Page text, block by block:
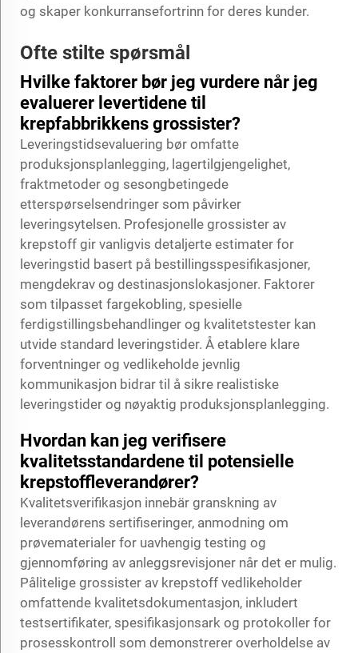
og skaper konkurransefortrinn for deres kunder.
Ofte stilte spørsmål
Hvilke faktorer bør jeg vurdere når jeg
evaluerer levertidene til
krepfabbrikkens grossister?
Leveringstidsevaluering bør omfatte
produksjonsplanlegging, lagertilgjengelighet,
fraktmetoder og sesongbetingede
etterspørselsendringer som påvirker
leveringsytelsen. Profesjonelle grossister av
krepstoff gir vanligvis detaljerte estimater for
leveringstid basert på bestillingsspesifikasjoner,
mengdekrav og destinasjonslokasjoner. Faktorer
som tilpasset fargekobling, spesielle
ferdigstillingsbehandlinger og kvalitetstester kan
utvide standard leveringstider. Å etablere klare
forventninger og vedlikeholde jevnlig
kommunikasjon bidrar til å sikre realistiske
leveringstider og nøyaktig produksjonsplanlegging.
Hvordan kan jeg verifisere
kvalitetsstandardene til potensielle
krepstoffleverandører?
Kvalitetsverifikasjon innebär granskning av
leverandørens sertifiseringer, anmodning om
prøvematerialer for uavhengig testing og
gjennomføring av anleggsrevisjoner når det er mulig.
Pålitelige grossister av krepstoff vedlikeholder
omfattende kvalitetsdokumentasjon, inkludert
testsertifikater, spesifikasjonsark og protokoller for
prosesskontroll som demonstrerer overholdelse av